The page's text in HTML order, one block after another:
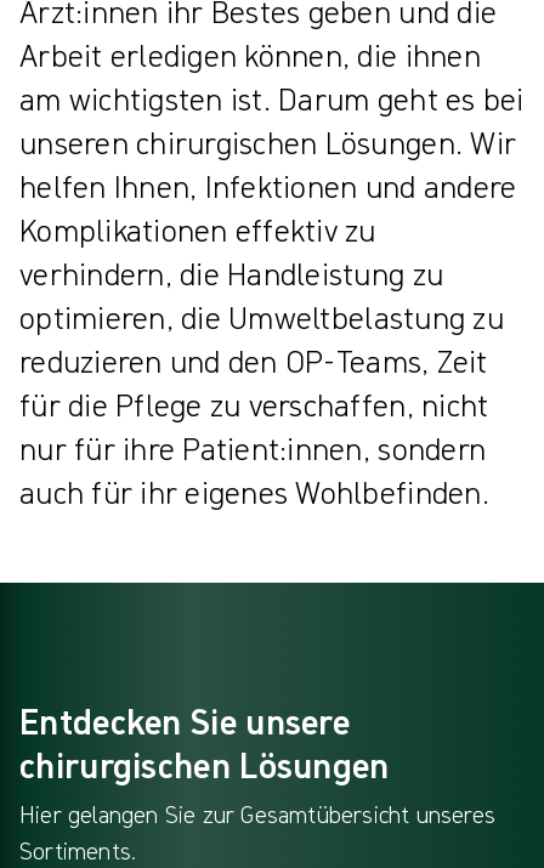
Ärzt:innen ihr Bestes geben und die
Arbeit erledigen können, die ihnen
am wichtigsten ist. Darum geht es bei
unseren chirurgischen Lösungen. Wir
helfen Ihnen, Infektionen und andere
Komplikationen effektiv zu
verhindern, die Handleistung zu
optimieren, die Umweltbelastung zu
reduzieren und den OP-Teams, Zeit
für die Pflege zu verschaffen, nicht
nur für ihre Patient:innen, sondern
auch für ihr eigenes Wohlbefinden.
Entdecken Sie unsere
chirurgischen Lösungen
Hier gelangen Sie zur Gesamtübersicht unseres
Sortiments.